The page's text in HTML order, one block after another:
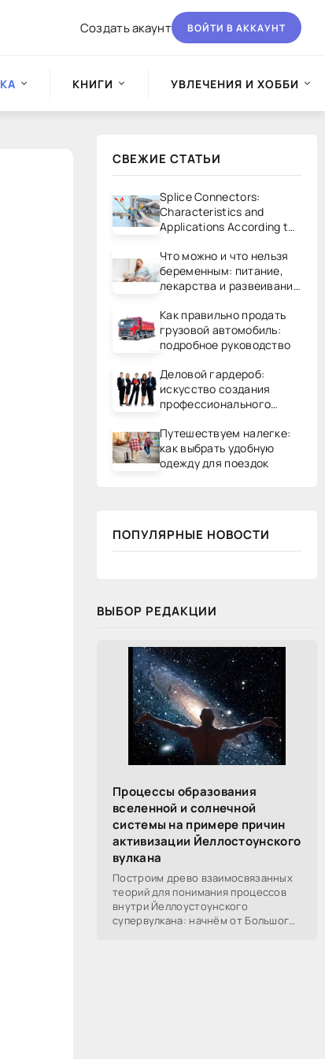
Создать акаунт ВОЙТИ В АККАУНТ
КНИГИ УВЛЕЧЕНИЯ И ХОББИ
СВЕЖИЕ СТАТЬИ
Splice Connectors:
Characteristics and
Applications According to
Что можно и что нельзя
беременным: питание,
лекарства и развеивание
Как правильно продать
грузовой автомобиль:
подробное руководство
Деловой гардероб:
искусство создания
профессионального
Путешествуем налегке:
как выбрать удобную
одежду для поездок
ПОПУЛЯРНЫЕ НОВОСТИ
ВЫБОР РЕДАКЦИИ
Процессы образования
вселенной и солнечной
системы на примере причин
активизации Йеллостоунского
вулкана
Построим древо взаимосвязанных
теорий для понимания процессов
внутри Йеллоустоунского
супервулкана: начнём от Большого